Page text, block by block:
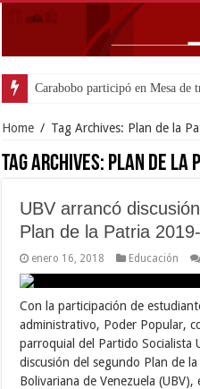
Home / Tag Archives: Plan de la
Tag Archives: Plan de la
UBV arrancó
Plan de la Patria
enero 16, 2018 Educación
Con la participación de
administrativo, Poder Popular,
parroquial del Partido Socialista
discusión del segundo Plan de
Bolivariana de Venezuela